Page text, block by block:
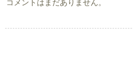
コメントはまだありません。